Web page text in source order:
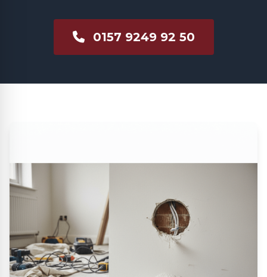
0157 9249 92 50